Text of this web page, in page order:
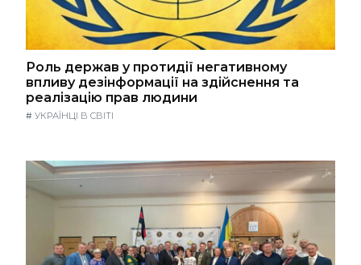
Роль держав у протидії негативному
впливу дезінформації на здійснення та
реалізацію прав людини
# УКРАЇНЦІ В СВІТІ